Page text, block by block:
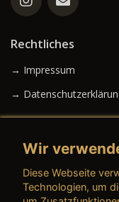
Rechtliches
→ Impressum
→
→ AGB
Wir
Diese Webseite
Technologien, um